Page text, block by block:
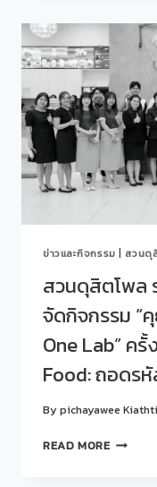
LIVING”
มหาวิทย
สวนดุสิต
รับ
ตรวจ
ประกัน
คุณภาพ
การ
ศึกษา
ภายใน
ศึกษา
2568
ระดับ
หน่วย
งาน
อิสระ
ข่าวและกิจกรรม สวนดุ
สวนดุสิตโพล
จัดกิจกรรม “
One Lab” ค
Food: ถอดร
Bypichayawee
READ MOREสวน